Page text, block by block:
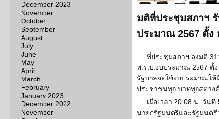
December 2023
November
October
September
August
July
June
May
April
March
February
January 2023
December 2022
November
มติที่ประชุมสภาฯ
ประมาณ 2567 ตั้ง
ที่ประชุมสภาฯ ลงมติ
พ.ร.บ.งบประมาณ 2567 ตั้ง
รัฐบาลจะใช้งบประมาณใ
ประชาชนทุก บาททุกสตางค์
เมื่อเวลา 20.08 น. วัน
นายกรัฐมนตรีและรัฐมนตรี